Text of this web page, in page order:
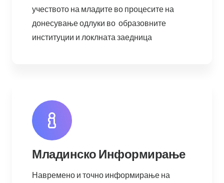
учеството на младите во процесите на
донесување одлуки во образовните
институции и локлната заедница
Младинско Информирање
Навремено и точно информирање на